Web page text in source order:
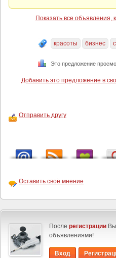
Показать все объявления,
красоты бизнес
Это предложение
Добавить это предложение в
Отправить другу
Оставить своё мнение
После регистрации
объявлениями!
Вход